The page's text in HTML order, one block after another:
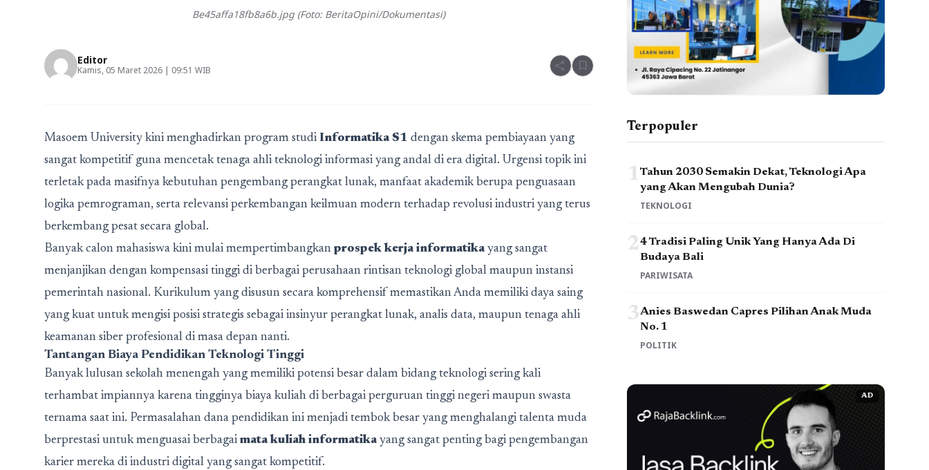
Be45affa18fb8a6b.jpg (Foto: BeritaOpini/Dokumentasi)
Editor
Kamis, 05 Maret 2026 | 09:51 WIB share bookmark
Masoem University kini menghadirkan program studi Informatika S1 dengan skema pembiayaan yang
sangat kompetitif guna mencetak tenaga ahli teknologi informasi yang andal di era digital. Urgensi topik ini
terletak pada masifnya kebutuhan pengembang perangkat lunak, manfaat akademik berupa penguasaan
logika pemrograman, serta relevansi perkembangan keilmuan modern terhadap revolusi industri yang terus
berkembang pesat secara global.
Banyak calon mahasiswa kini mulai mempertimbangkan prospek kerja informatikayang sangat
menjanjikan dengan kompensasi tinggi di berbagai perusahaan rintisan teknologi global maupun instansi
pemerintah nasional. Kurikulum yang disusun secara komprehensif memastikan Anda memiliki daya saing
yang kuat untuk mengisi posisi strategis sebagai insinyur perangkat lunak, analis data, maupun tenaga ahli
keamanan siber profesional di masa depan nanti.
Tantangan Biaya Pendidikan Teknologi Tinggi
Banyak lulusan sekolah menengah yang memiliki potensi besar dalam bidang teknologi sering kali
terhambat impiannya karena tingginya biaya kuliah di berbagai perguruan tinggi negeri maupun swasta
ternama saat ini. Permasalahan dana pendidikan ini menjadi tembok besar yang menghalangi talenta muda
berprestasi untuk menguasai berbagai mata kuliah informatikayang sangat penting bagi pengembangan
karier mereka di industri digital yang sangat kompetitif.
Terpopuler
1Tahun 2030 Semakin Dekat, Teknologi Apa
yang Akan Mengubah Dunia?
TEKNOLOGI
24 Tradisi Paling Unik Yang Hanya Ada Di
Budaya Bali
PARIWISATA
3Anies Baswedan Capres Pilihan Anak Muda
No. 1
POLITIK
AD